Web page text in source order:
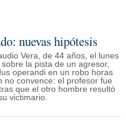
nuevas hipótesis
Vera, de 44 años, el lunes
la pista de un agresor,
operandi en un robo horas
no convence: el profesor fue
que el otro hombre resultó
victimario.